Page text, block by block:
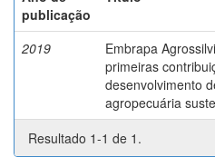
publicação
2019
Embrapa
primeiras
desenvolvimento
agropecuária
Resultado 1-1 de 1.